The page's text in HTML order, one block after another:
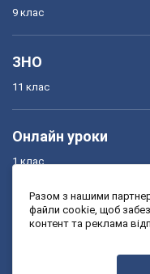
9 клас
ЗНО
11 клас
Онлайн уроки
1 клас
3 клас
Разом з нашими
файли cookie, щоб
контент та реклама